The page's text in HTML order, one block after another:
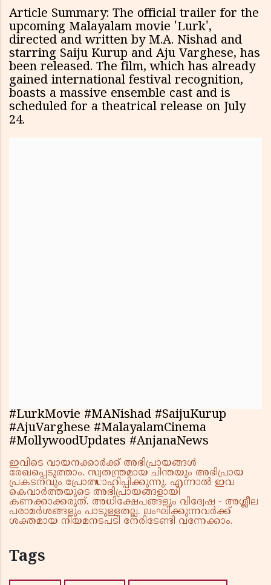
Article Summary: The official trailer for the
upcoming Malayalam movie 'Lurk',
directed and written by M.A. Nishad and
starring Saiju Kurup and Aju Varghese, has
been released. The film, which has already
gained international festival recognition,
boasts a massive ensemble cast and is
scheduled for a theatrical release on July
24.
#LurkMovie #MANishad #SaijuKurup
#AjuVarghese #MalayalamCinema
#MollywoodUpdates #AnjanaNews
ഇവിടെ വായനക്കാർക്ക് അഭിപ്രായങ്ങൾ
രേഖപ്പെടുത്താം. സ്വതന്ത്രമായ ചിന്തയും അഭിപ്രായ
പ്രകടനവും പ്രോത്സാഹിപ്പിക്കുന്നു. എന്നാൽ ഇവ
കെവാർത്തയുടെ അഭിപ്രായങ്ങളായി
കണക്കാക്കരുത്. അധിക്ഷേപങ്ങളും വിദ്വേഷ - അശ്ലീല
പരാമർശങ്ങളും പാടുള്ളതല്ല. ലംഘിക്കുന്നവർക്ക്
ശക്തമായ നിയമനടപടി നേരിടേണ്ടി വന്നേക്കാം.
Tags